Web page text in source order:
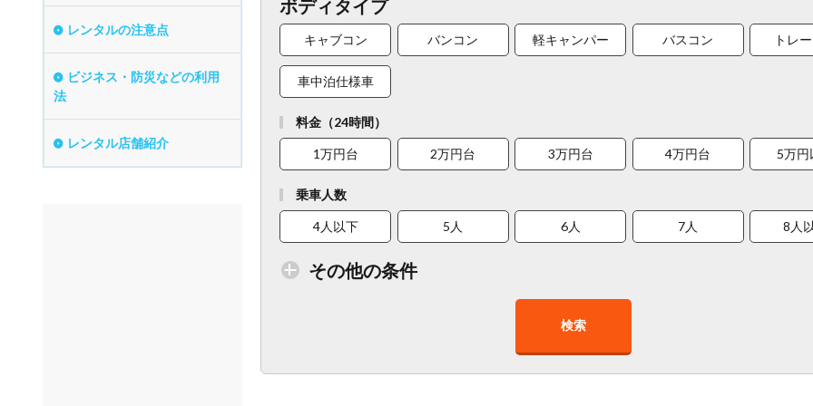
ボディタイプ
キャブコン バンコン 軽キャンパー バスコン トレ
車中泊仕様車
料金（24時間）
1万円台 2万円台 3万円台 4万円台 5万円
乗車人数
4人以下 5人 6人 7人 8人
その他の条件
走行距離少
ベビーシート 車椅子対応 プレミアム車両
検索
レンタルの注意点
ビジネス・防災などの利用
法
レンタル店舗紹介